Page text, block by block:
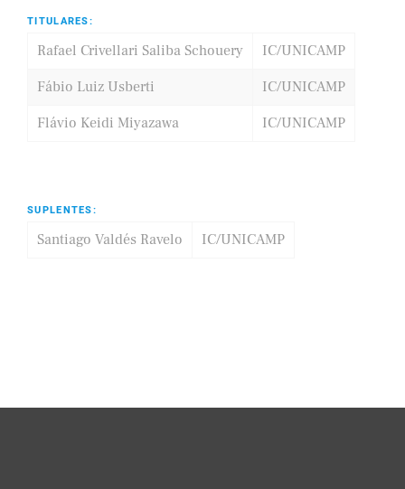
TITULARES:
Rafael Crivellari Saliba Schouery
IC/UNICAMP
Fábio Luiz Usberti
IC/UNICAMP
Flávio Keidi Miyazawa
IC/UNICAMP
SUPLENTES:
Santiago Valdés Ravelo IC/UNICAMP